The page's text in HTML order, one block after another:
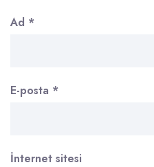
Ad *
E-posta *
İnternet sitesi